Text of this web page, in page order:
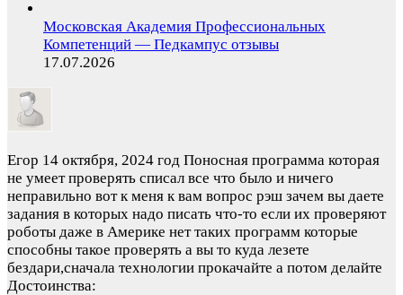
Московская Академия Профессиональных
Компетенций — Педкампус отзывы
17.07.2026
Егор 14 октября, 2024 год Поносная программа которая
не умеет проверять списал все что было и ничего
неправильно вот к меня к вам вопрос рэш зачем вы даете
задания в которых надо писать что-то если их проверяют
роботы даже в Америке нет таких программ которые
способны такое проверять а вы то куда лезете
бездари,сначала технологии прокачайте а потом делайте
Достоинства: